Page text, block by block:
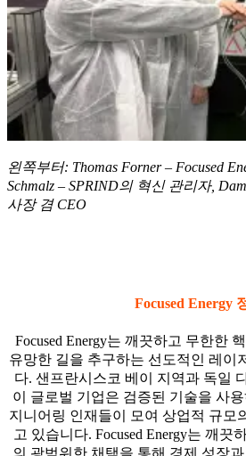
왼쪽부터: Thomas Forner – Focused
Schmalz – SPRIND의 혁신 관리자,
사장 겸 CEO
Focused Energy
Focused Energy는 깨끗하고 무한한
유망한 길을 추구하는 선도적인 레이
다. 샌프란시스코 베이 지역과 독일
이 글로벌 기업은 검증된 기술을 사
지니어링 인재들이 모여 상업적 규모
고 있습니다. Focused Energy는 깨끗
의 광범위한 채택을 통해 경제 성장